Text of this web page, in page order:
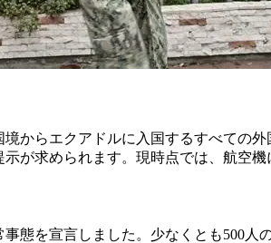
からエクアドルに入国するすべての
が求められます。現時点では、航空機
態を宣言しました。少なくとも500